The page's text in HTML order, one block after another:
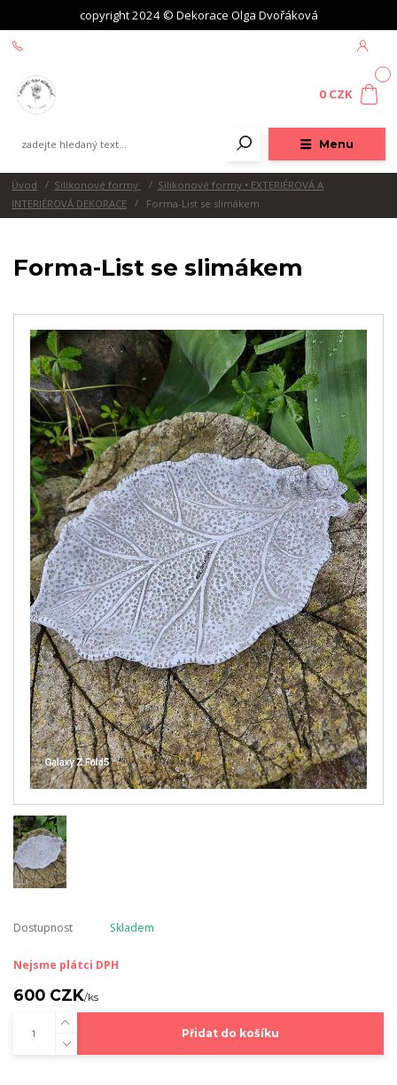
copyright 2024 © Dekorace Olga Dvořáková
Menu
0 CZK
Úvod Silikonové formy
Silikonové formy • EXTERIÉROVÁ A
INTERIÉROVÁ DEKORACE
Forma-List se slimákem
Forma-List se slimákem
Dostupnost Skladem
Nejsme plátci DPH
600 CZK/ks
Přidat do košíku